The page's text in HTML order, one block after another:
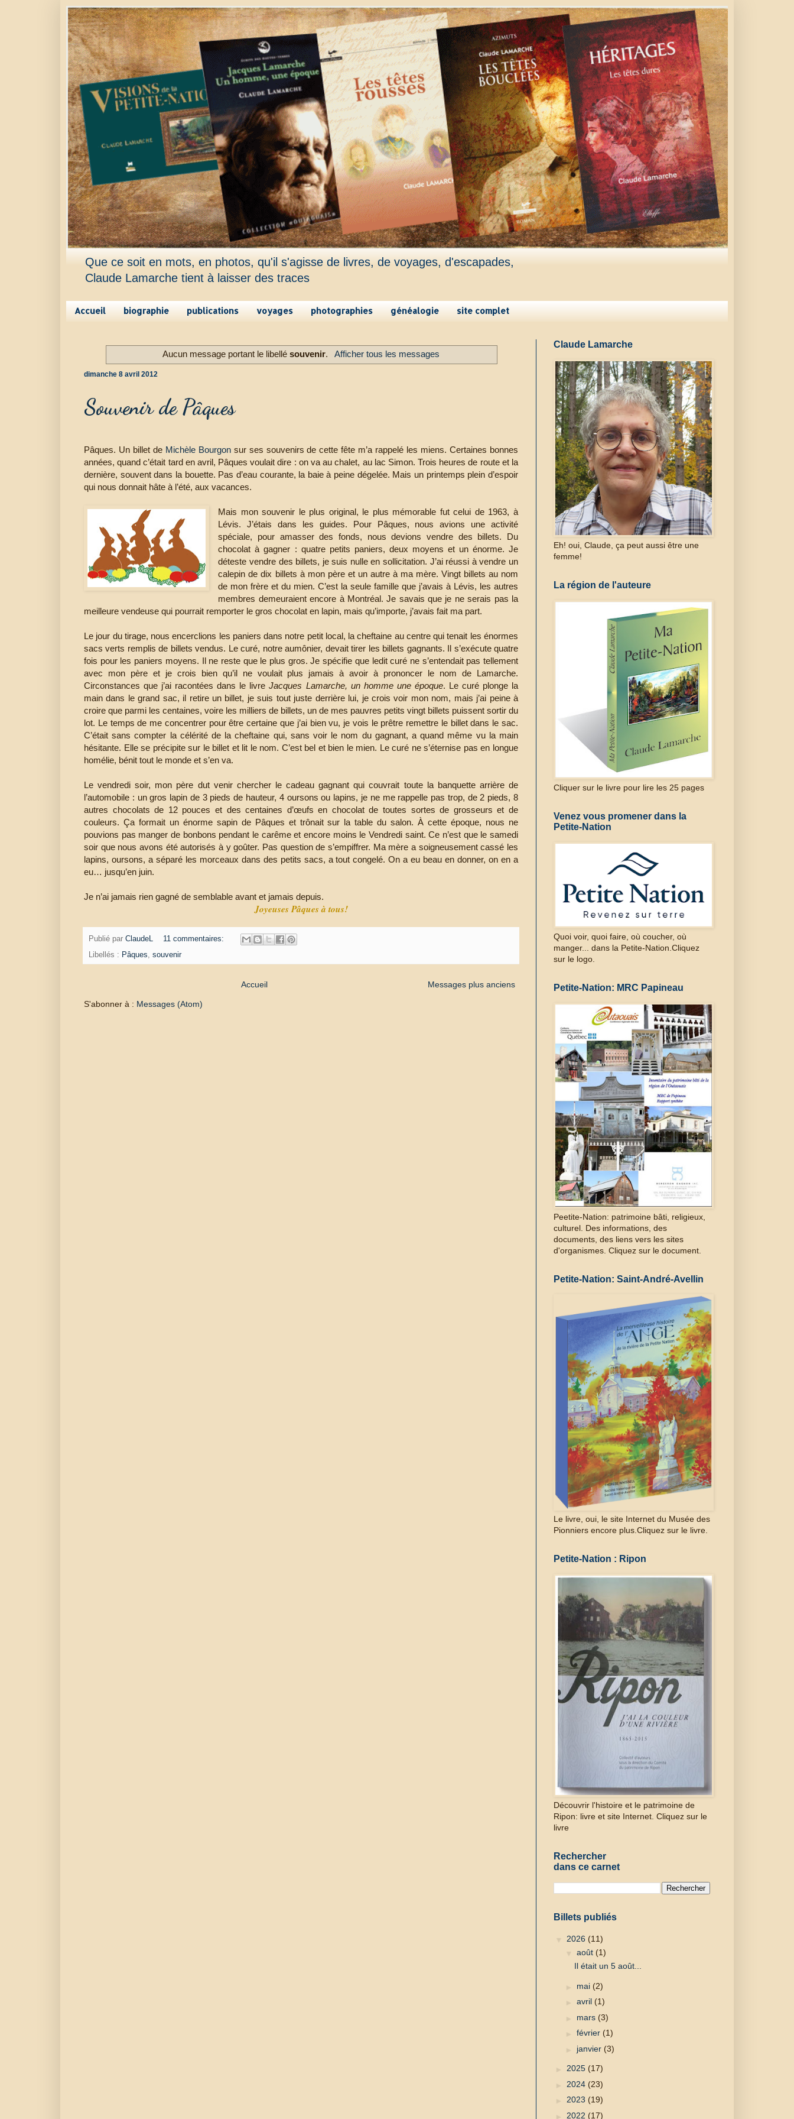
Que ce soit en mots, en photos, qu'il s'agisse de livres, de voyages, d'escapades,
Claude Lamarche tient à laisser des traces
Accueil biographie publications voyages photographies généalogie site complet
Aucun message portant le libellésouvenir. Afficher tous les messages
dimanche 8 avril 2012
Souvenir de Pâques
Pâques. Un billet de Michèle Bourgonsur ses souvenirs de cette fête m’a rappelé les miens. Certaines bonnes
années, quand c’était tard en avril, Pâques voulait dire : on va au chalet, au lac Simon. Trois heures de route et la
dernière, souvent dans la bouette. Pas d’eau courante, la baie à peine dégelée. Mais un printemps plein d’espoir
qui nous donnait hâte à l’été, aux vacances.
Mais mon souvenir le plus original, le plus mémorable fut celui de 1963, à
Lévis. J’étais dans les guides. Pour Pâques, nous avions une activité
spéciale, pour amasser des fonds, nous devions vendre des billets. Du
chocolat à gagner : quatre petits paniers, deux moyens et un énorme. Je
déteste vendre des billets, je suis nulle en sollicitation. J’ai réussi à vendre un
calepin de dix billets à mon père et un autre à ma mère. Vingt billets au nom
de mon frère et du mien. C’est la seule famille que j’avais à Lévis, les autres
membres demeuraient encore à Montréal. Je savais que je ne serais pas la
meilleure vendeuse qui pourrait remporter le gros chocolat en lapin, mais qu’importe, j’avais fait ma part.
Le jour du tirage, nous encerclions les paniers dans notre petit local, la cheftaine au centre qui tenait les énormes
sacs verts remplis de billets vendus. Le curé, notre aumônier, devait tirer les billets gagnants. Il s’exécute quatre
fois pour les paniers moyens. Il ne reste que le plus gros. Je spécifie que ledit curé ne s’entendait pas tellement
avec mon père et je crois bien qu’il ne voulait plus jamais à avoir à prononcer le nom de Lamarche.
Circonstances que j’ai racontées dans le livreJacques Lamarche, un homme une époque. Le curé plonge la
main dans le grand sac, il retire un billet, je suis tout juste derrière lui, je crois voir mon nom, mais j’ai peine à
croire que parmi les centaines, voire les milliers de billets, un de mes pauvres petits vingt billets puissent sortir du
lot. Le temps de me concentrer pour être certaine que j’ai bien vu, je vois le prêtre remettre le billet dans le sac.
C’était sans compter la célérité de la cheftaine qui, sans voir le nom du gagnant, a quand même vu la main
hésitante. Elle se précipite sur le billet et lit le nom. C’est bel et bien le mien. Le curé ne s’éternise pas en longue
homélie, bénit tout le monde et s’en va.
Le vendredi soir, mon père dut venir chercher le cadeau gagnant qui couvrait toute la banquette arrière de
l’automobile : un gros lapin de 3 pieds de hauteur, 4 oursons ou lapins, je ne me rappelle pas trop, de 2 pieds, 8
autres chocolats de 12 pouces et des centaines d’œufs en chocolat de toutes sortes de grosseurs et de
couleurs. Ça formait un énorme sapin de Pâques et trônait sur la table du salon. À cette époque, nous ne
pouvions pas manger de bonbons pendant le carême et encore moins le Vendredi saint. Ce n’est que le samedi
soir que nous avons été autorisés à y goûter. Pas question de s’empiffrer. Ma mère a soigneusement cassé les
lapins, oursons, a séparé les morceaux dans des petits sacs, a tout congelé. On a eu beau en donner, on en a
eu… jusqu’en juin.
Je n’ai jamais rien gagné de semblable avant et jamais depuis.
Joyeuses Pâques à tous!
Publié par ClaudeL
11 commentaires:
Libellés : Pâques, souvenir
Messages plus anciens
Accueil
S'abonner à : Messages (Atom)
Claude Lamarche
Eh! oui, Claude, ça peut aussi être une
femme!
La région de l'auteure
Cliquer sur le livre pour lire les 25 pages
Venez vous promener dans la
Petite-Nation
Quoi voir, quoi faire, où coucher, où
manger... dans la Petite-Nation.Cliquez
sur le logo.
Petite-Nation: MRC Papineau
Peetite-Nation: patrimoine bâti, religieux,
culturel. Des informations, des
documents, des liens vers les sites
d'organismes. Cliquez sur le document.
Petite-Nation: Saint-André-Avellin
Le livre, oui, le site Internet du Musée des
Pionniers encore plus.Cliquez sur le livre.
Petite-Nation : Ripon
Découvrir l'histoire et le patrimoine de
Ripon: livre et site Internet. Cliquez sur le
livre
Rechercher
dans ce carnet
Billets publiés
▼ 2026 (11)
▼ août (1)
Il était un 5 août...
► mai (2)
► avril (1)
► mars (3)
► février (1)
► janvier (3)
► 2025 (17)
► 2024 (23)
► 2023 (19)
► 2022 (17)